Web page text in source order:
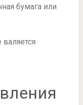
бумага или